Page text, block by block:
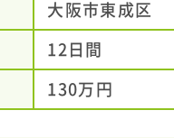
大阪市東成区
12日間
130万円